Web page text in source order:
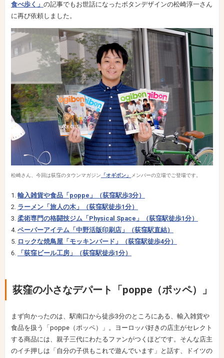
食べ歩く」 の記事でもお世話になったボタンデザインの松崎淳一さん
に再び依頼しました。
松崎さん、今回は荻窪のタウンマガジン 「オギボン」 メンバーの立場でご登場です。
輸入雑貨や食品「poppe」（荻窪駅歩3分）
ラーメン「旅人の木」（荻窪駅徒歩1分）
柔術専門の格闘技ジム「Physical Space」（荻窪駅徒歩1分）
ペーパーアイテム「中野活版印刷店」（荻窪駅直結）
ロックな焼鳥屋「モッキンバード」（荻窪駅徒歩4分）
「荻窪ビール工房」（荻窪駅徒歩1分）
荻窪の小さなデパート「poppe（ポッペ）」
まず向かったのは、駅南口から徒歩3分のところにある、輸入雑貨や
食品を扱う「poppe（ポッペ）」。ヨーロッパ好きの店主がセレクト
する商品には、親子三代にわたるファンがつくほどです。そんな店主
のイチ押しは「自分の子供もこれで遊んでいます」と話す、ドイツの